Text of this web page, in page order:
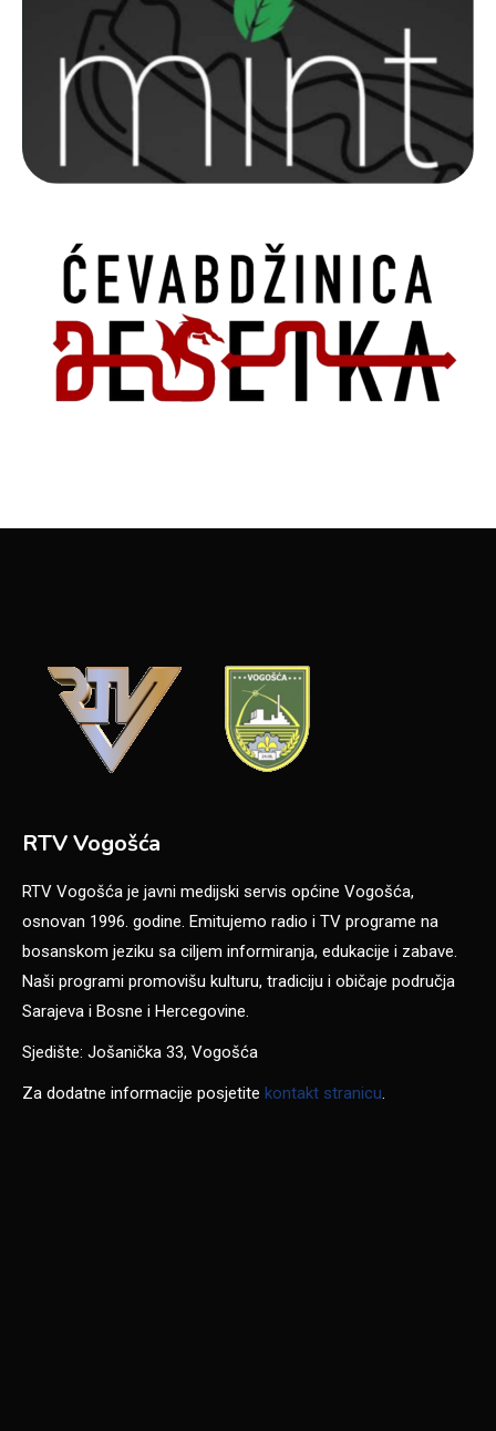
RTV Vogošća
RTV Vogošća je javni medijski servis općine Vogošća,
osnovan 1996. godine. Emitujemo radio i TV programe na
bosanskom jeziku sa ciljem informiranja, edukacije i zabave.
Naši programi promovišu kulturu, tradiciju i običaje područja
Sarajeva i Bosne i Hercegovine.
Sjedište: Jošanička 33, Vogošća
Za dodatne informacije posjetite kontakt stranicu.